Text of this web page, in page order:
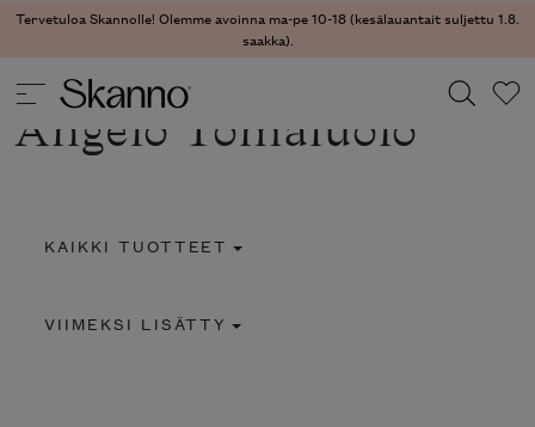
Tervetuloa Skannolle! Olemme avoinna ma-pe 10-18 (kesälauantait suljettu 1.8.
saakka).
Angelo Tomaiuolo
KAIKKI TUOTTEET
VIIMEKSI LISÄTTY